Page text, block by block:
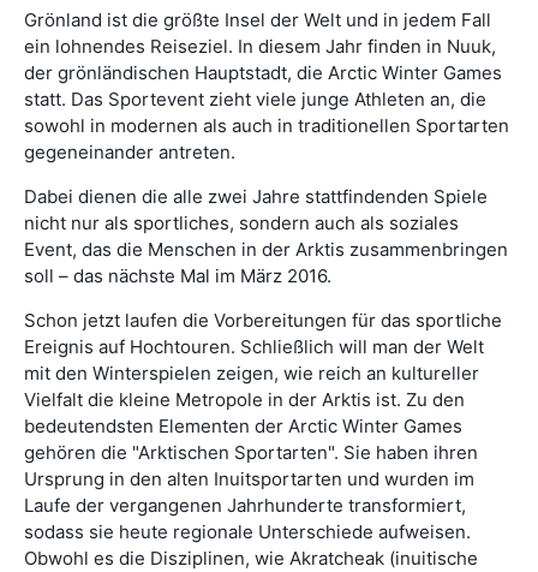
Grönland ist die größte Insel der Welt und in jedem Fall
ein lohnendes Reiseziel. In diesem Jahr finden in Nuuk,
der grönländischen Hauptstadt, die Arctic Winter Games
statt. Das Sportevent zieht viele junge Athleten an, die
sowohl in modernen als auch in traditionellen Sportarten
gegeneinander antreten.
Dabei dienen die alle zwei Jahre stattfindenden Spiele
nicht nur als sportliches, sondern auch als soziales
Event, das die Menschen in der Arktis zusammenbringen
soll – das nächste Mal im März 2016.
Schon jetzt laufen die Vorbereitungen für das sportliche
Ereignis auf Hochtouren. Schließlich will man der Welt
mit den Winterspielen zeigen, wie reich an kultureller
Vielfalt die kleine Metropole in der Arktis ist. Zu den
bedeutendsten Elementen der Arctic Winter Games
gehören die "Arktischen Sportarten". Sie haben ihren
Ursprung in den alten Inuitsportarten und wurden im
Laufe der vergangenen Jahrhunderte transformiert,
sodass sie heute regionale Unterschiede aufweisen.
Obwohl es die Disziplinen, wie Akratcheak (inuitische